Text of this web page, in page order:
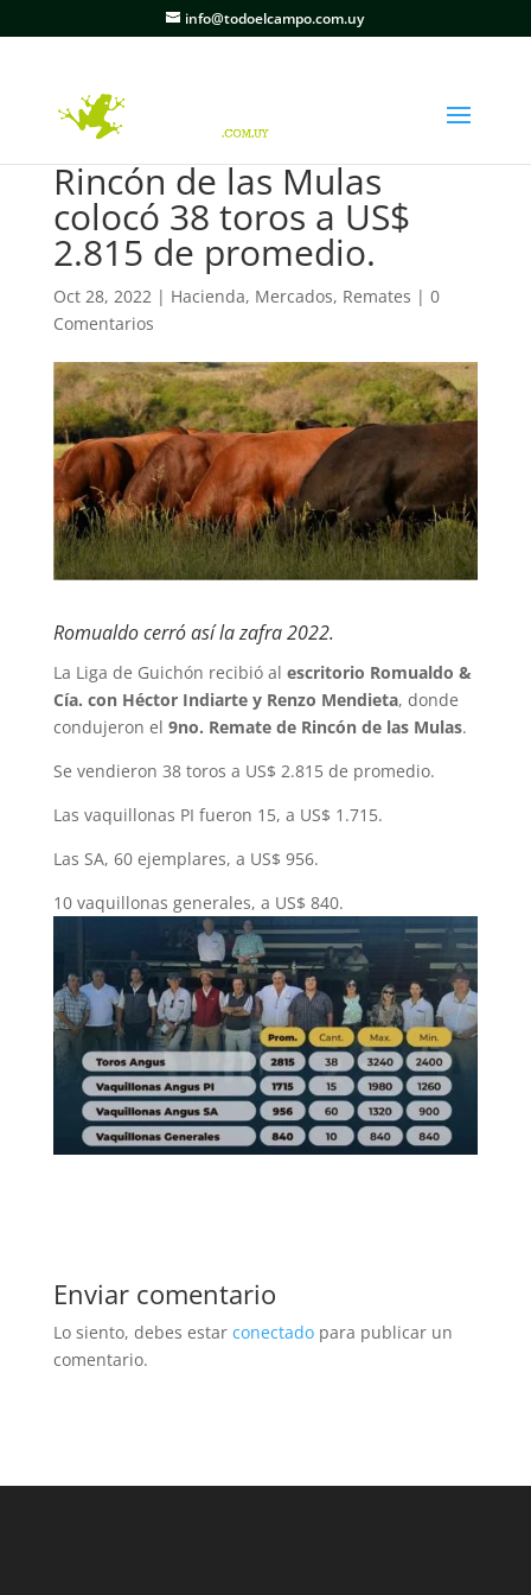
info@todoelcampo.com.uy
Rincón de las Mulas
colocó 38 toros a US$
2.815 de promedio.
Oct 28, 2022| Hacienda, Mercados, Remates | 0
Comentarios
Romualdo cerró así la zafra 2022.
La Liga de Guichón recibió al escritorio Romualdo &
Cía. con Héctor Indiarte y Renzo Mendieta, donde
condujeron el 9no. Remate de Rincón de las Mulas.
Se vendieron 38 toros a US$ 2.815 de promedio.
Las vaquillonas PI fueron 15, a US$ 1.715.
Las SA, 60 ejemplares, a US$ 956.
10 vaquillonas generales, a US$ 840.
Enviar comentario
Lo siento, debes estar conectadopara publicar un
comentario.